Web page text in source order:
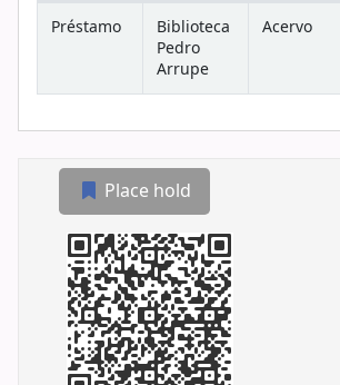
Holdings
Préstamo
Biblioteca
Pedro
Arrupe
Acervo
Place hold